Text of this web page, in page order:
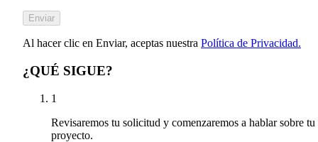
Enviar
Al hacer clic en Enviar, aceptas nuestra Política de Privacidad.
¿QUÉ SIGUE?
1
Revisaremos tu solicitud y comenzaremos a hablar sobre tu
proyecto.